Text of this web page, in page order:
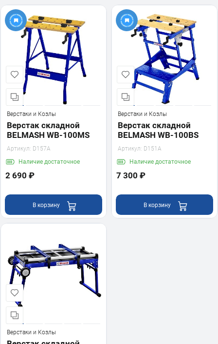
Верстаки и Козлы
Верстак складной
BELMASH WB-100MS
Артикул: D157A
Наличие достаточное
2 690 ₽
В корзину
Верстаки и Козлы
Верстак складной
BELMASH WB-100BS
Артикул: D151A
Наличие достаточное
7 300 ₽
В корзину
Верстаки и Козлы